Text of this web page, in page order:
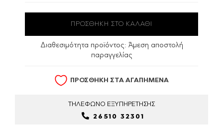
Διαθεσιμότητα προϊόντος: Άμεση αποστολή
παραγγελίας
ΠΡΟΣΘΗΚΗ ΣΤΑ ΑΓΑΠΗΜΕΝΑ
ΤΗΛΕΦΩΝΟ ΕΞΥΠΗΡΕΤΗΣΗΣ
26510 32301